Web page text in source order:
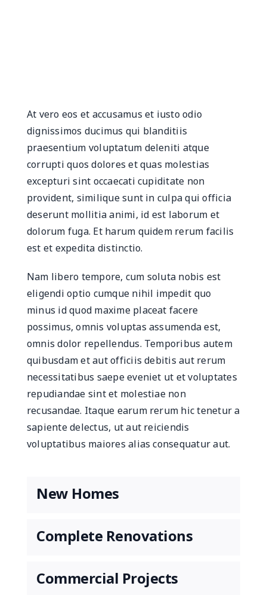
At vero eos et accusamus et iusto odio
dignissimos ducimus qui blanditiis
praesentium voluptatum deleniti atque
corrupti quos dolores et quas molestias
excepturi sint occaecati cupiditate non
provident, similique sunt in culpa qui officia
deserunt mollitia animi, id est laborum et
dolorum fuga. Et harum quidem rerum facilis
est et expedita distinctio.
Nam libero tempore, cum soluta nobis est
eligendi optio cumque nihil impedit quo
minus id quod maxime placeat facere
possimus, omnis voluptas assumenda est,
omnis dolor repellendus. Temporibus autem
quibusdam et aut officiis debitis aut rerum
necessitatibus saepe eveniet ut et voluptates
repudiandae sint et molestiae non
recusandae. Itaque earum rerum hic tenetur a
sapiente delectus, ut aut reiciendis
voluptatibus maiores alias consequatur aut.
New Homes
Complete Renovations
Commercial Projects